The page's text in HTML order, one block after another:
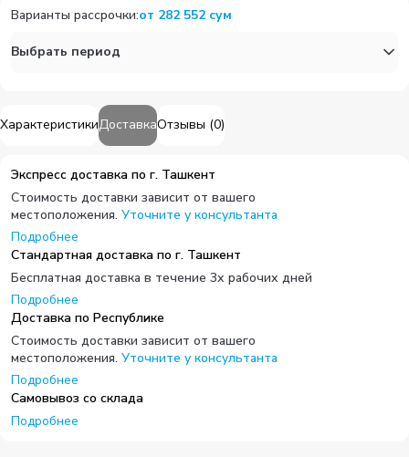
ХарактеристикиДоставкаОтзывы (0)
Экспресс доставка по г. Ташкент
Стоимость доставки зависит от вашего
местоположения. Уточните у консультанта
Подробнее
Стандартная доставка по г. Ташкент
Бесплатная доставка в течение 3х рабочих дней
Подробнее
Доставка по Республике
Стоимость доставки зависит от вашего
местоположения. Уточните у консультанта
Подробнее
Самовывоз со склада
Подробнее
Варианты рассрочки:от 282 552 сум
Выбрать период